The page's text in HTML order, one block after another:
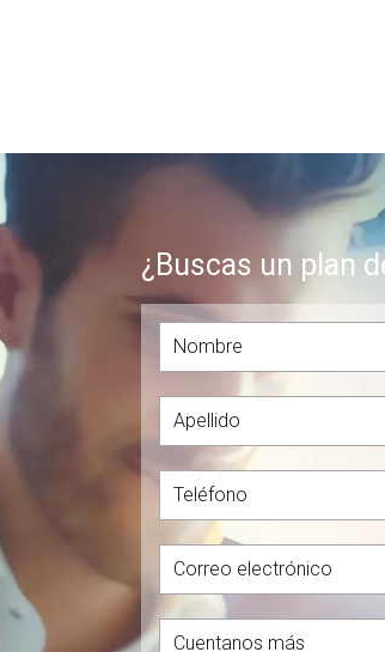
¿Buscas un plan